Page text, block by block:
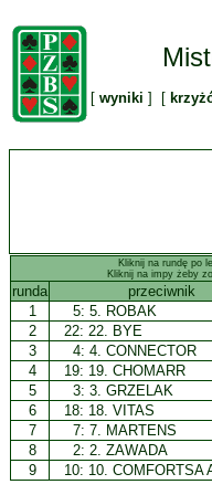
[ wyniki ] [
Kliknij na rundę po
Kliknij na impy żeby
runda przeciwnik
1
5: 5. ROBAK
2
22: 22. BYE
3
4: 4. CONNECTOR
4
19: 19. CHOMARR
5
3: 3. GRZELAK
6
18: 18. VITAS
7
7: 7. MARTENS
8
2: 2. ZAWADA
9
10: 10. COMFORTSA